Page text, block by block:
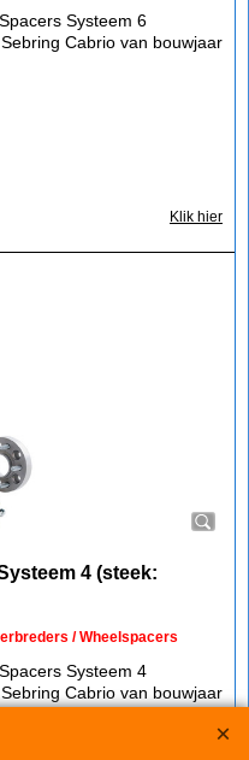
Systeem 6
Cabrio van bouwjaar
Klik hier
4 (steek:
/ Wheelspacers
Systeem 4
Cabrio van bouwjaar